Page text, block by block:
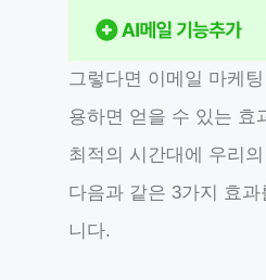
그렇다면 이메일 마케
용하면 얻을 수 있는 효
최적의 시간대에 우리
다음과 같은 3가지 효
니다.